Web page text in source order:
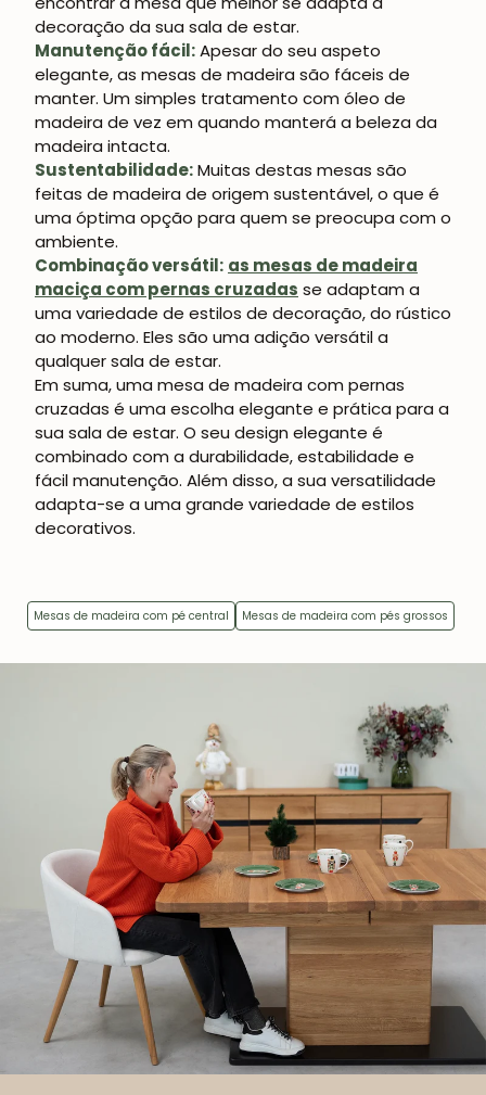
decoração da sua sala de estar.
Manutenção fácil:Apesar do seu aspeto
elegante, as mesas de madeira são fáceis de
manter. Um simples tratamento com óleo de
madeira de vez em quando manterá a beleza da
madeira intacta.
Sustentabilidade:Muitas destas mesas são
feitas de madeira de origem sustentável, o que é
uma óptima opção para quem se preocupa com o
ambiente.
Combinação versátil: as mesas de madeira
maciça com pernas cruzadas se adaptam a
uma variedade de estilos de decoração, do rústico
ao moderno. Eles são uma adição versátil a
qualquer sala de estar.
Em suma, uma mesa de madeira com pernas
cruzadas é uma escolha elegante e prática para a
sua sala de estar. O seu design elegante é
combinado com a durabilidade, estabilidade e
fácil manutenção. Além disso, a sua versatilidade
adapta-se a uma grande variedade de estilos
decorativos.
Mesas de madeira com pé central Mesas de madeira com pés grossos
JUNTE-SE À NOSSA
COMUNIDADE
Obtém 5% de desconto.
Novidades e vantagens para subscritores.
Subscrever-me